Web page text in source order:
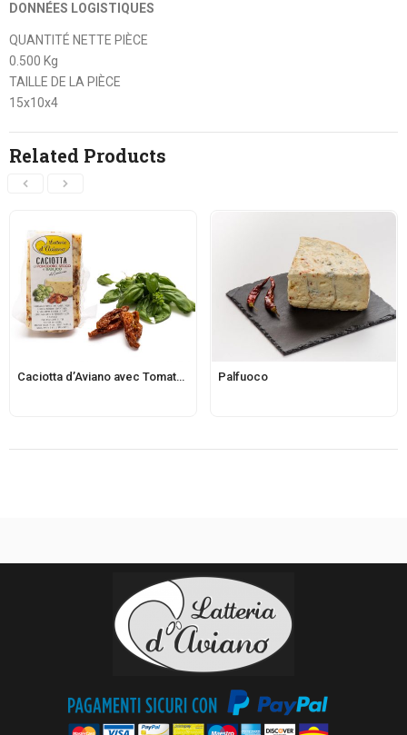
DONNÉES LOGISTIQUES
QUANTITÉ NETTE PIÈCE
0.500 Kg
TAILLE DE LA PIÈCE
15x10x4
Related Products
Caciotta d’Aviano avec Tomate et Basilic Palfuoco